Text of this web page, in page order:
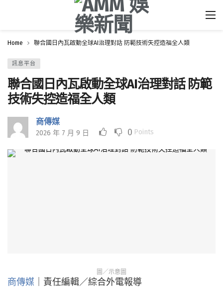
Home 聯合國日內瓦啟動全球AI治理對話 防範技術失控造福全人類
訊息平台
聯合國日內瓦啟動全球AI治理對話 防範
技術失控造福全人類
商傳媒
2026 年 7 月 9 日 0 Points
圖／示意圖
商傳媒 ｜責任編輯／綜合外電報導